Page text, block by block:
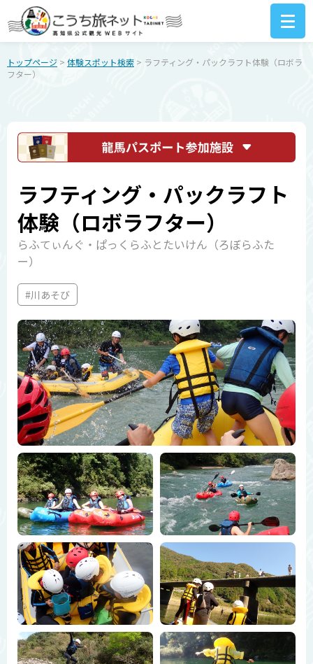
トップページ > 体験スポット検索 > ラフティング・パックラフト体験（ロボラ
フター）
ラフティング・パックラフト
体験（ロボラフター）
らふてぃんぐ・ぱっくらふとたいけん（ろぼらふた
ー）
#川あそび